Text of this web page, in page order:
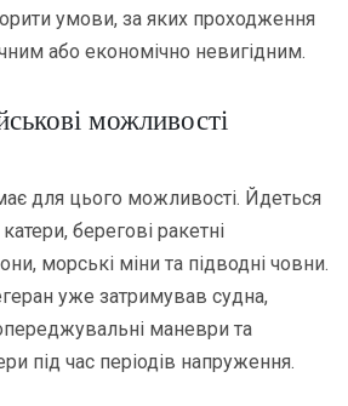
умови, за яких проходження
або економічно невигідним.
можливості
для цього можливості. Йдеться
берегові ракетні
морські міни та підводні човни.
уже затримував судна,
маневри та
під час періодів напруження.